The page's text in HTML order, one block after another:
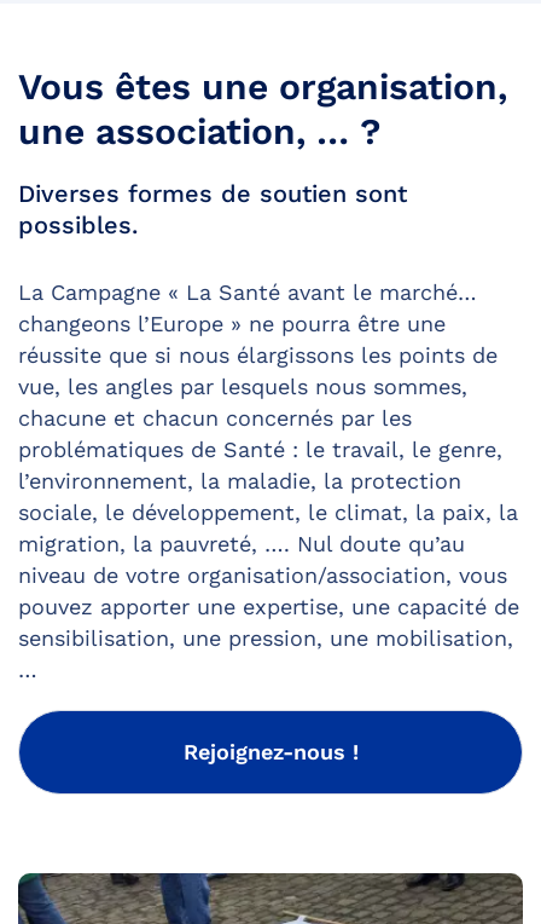
Vous êtes une organisation,
une association, … ?
Diverses formes de soutien sont
possibles.
La Campagne « La Santé avant le marché…
changeons l’Europe » ne pourra être une
réussite que si nous élargissons les points de
vue, les angles par lesquels nous sommes,
chacune et chacun concernés par les
problématiques de Santé : le travail, le genre,
l’environnement, la maladie, la protection
sociale, le développement, le climat, la paix, la
migration, la pauvreté, …. Nul doute qu’au
niveau de votre organisation/association, vous
pouvez apporter une expertise, une capacité de
sensibilisation, une pression, une mobilisation,
…
Rejoignez-nous !